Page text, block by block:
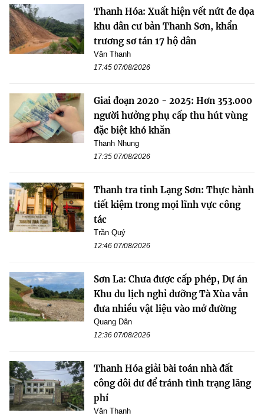
Thanh Hóa: Xuất hiện vết nứt đe dọa
khu dân cư bản Thanh Sơn, khẩn
trương sơ tán 17 hộ dân
Văn Thanh
17:45 07/08/2026
Giai đoạn 2020 - 2025: Hơn 353.000
người hưởng phụ cấp thu hút vùng
đặc biệt khó khăn
Thanh Nhung
17:35 07/08/2026
Thanh tra tỉnh Lạng Sơn: Thực hành
tiết kiệm trong mọi lĩnh vực công
tác
Trần Quý
12:46 07/08/2026
Sơn La: Chưa được cấp phép, Dự án
Khu du lịch nghỉ dưỡng Tà Xùa vẫn
đưa nhiều vật liệu vào mở đường
Quang Dân
12:36 07/08/2026
Thanh Hóa giải bài toán nhà đất
công dôi dư để tránh tình trạng lãng
phí
Văn Thanh